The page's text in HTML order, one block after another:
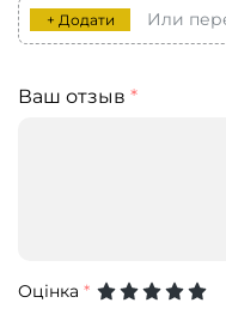
+ Додати Или
Ваш отзыв *
Оцінка *